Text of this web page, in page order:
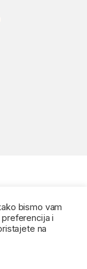
bismo vam
i
na